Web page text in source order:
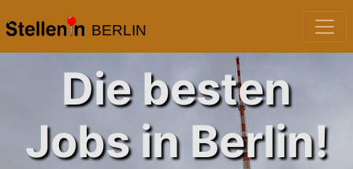
BERLIN
Die besten
Jobs in Berlin!